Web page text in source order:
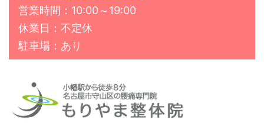
営業時間：10:00～19:00
休業日：不定休
駐車場：あり